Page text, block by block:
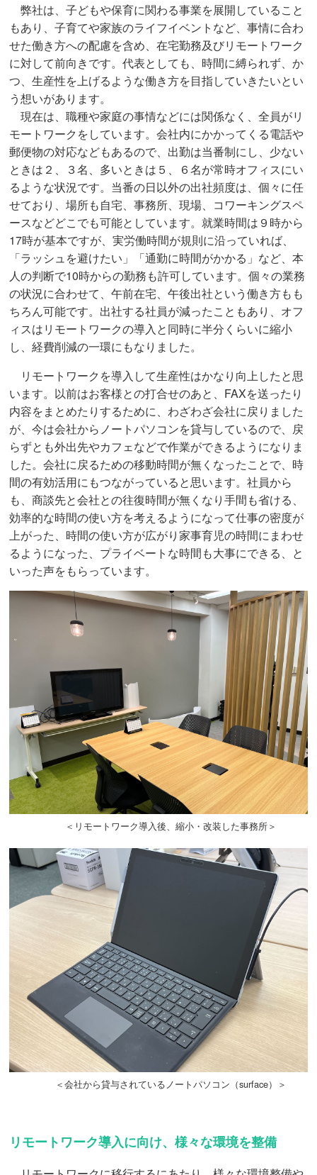
弊社は、子どもや保育に関わる事業を展開していること
もあり、子育てや家族のライフイベントなど、事情に合わ
せた働き方への配慮を含め、在宅勤務及びリモートワーク
に対して前向きです。代表としても、時間に縛られず、か
つ、生産性を上げるような働き方を目指していきたいとい
う想いがあります。
現在は、職種や家庭の事情などには関係なく、全員がリ
モートワークをしています。会社内にかかってくる電話や
郵便物の対応などもあるので、出勤は当番制にし、少ない
ときは２、３名、多いときは５、６名が常時オフィスにい
るような状況です。当番の日以外の出社頻度は、個々に任
せており、場所も自宅、事務所、現場、コワーキングスペ
ースなどどこでも可能としています。就業時間は９時から
17時が基本ですが、実労働時間が規則に沿っていれば、
「ラッシュを避けたい」「通勤に時間がかかる」など、本
人の判断で10時からの勤務も許可しています。個々の業務
の状況に合わせて、午前在宅、午後出社という働き方もも
ちろん可能です。出社する社員が減ったこともあり、オフ
ィスはリモートワークの導入と同時に半分くらいに縮小
し、経費削減の一環にもなりました。
リモートワークを導入して生産性はかなり向上したと思
います。以前はお客様との打合せのあと、FAXを送ったり
内容をまとめたりするために、わざわざ会社に戻りました
が、今は会社からノートパソコンを貸与しているので、戻
らずとも外出先やカフェなどで作業ができるようになりま
した。会社に戻るための移動時間が無くなったことで、時
間の有効活用にもつながっていると思います。社員から
も、商談先と会社との往復時間が無くなり手間も省ける、
効率的な時間の使い方を考えるようになって仕事の密度が
上がった、時間の使い方が広がり家事育児の時間にまわせ
るようになった、プライベートな時間も大事にできる、と
いった声をもらっています。
＜リモートワーク導入後、縮小・改装した事務所＞
＜会社から貸与されているノートパソコン（surface）＞
リモートワーク導入に向け、様々な環境を整備